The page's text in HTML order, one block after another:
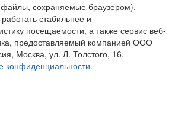
сохраняемые браузером),
стабильнее и
посещаемости, а также сервис веб-
предоставляемый компанией ООО
Москва, ул. Л. Толстого, 16.
конфиденциальности.